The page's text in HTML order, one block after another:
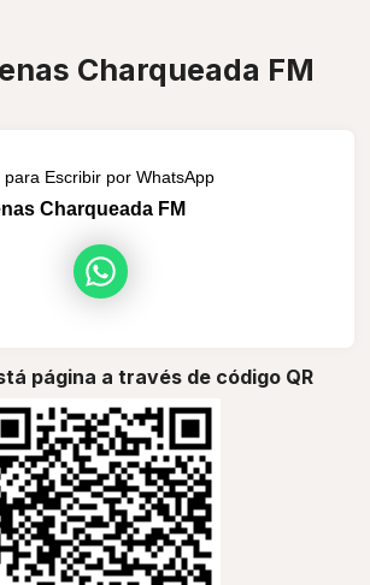
Charqueada FM
para Escribir por WhatsApp
Charqueada FM
página a través de código QR